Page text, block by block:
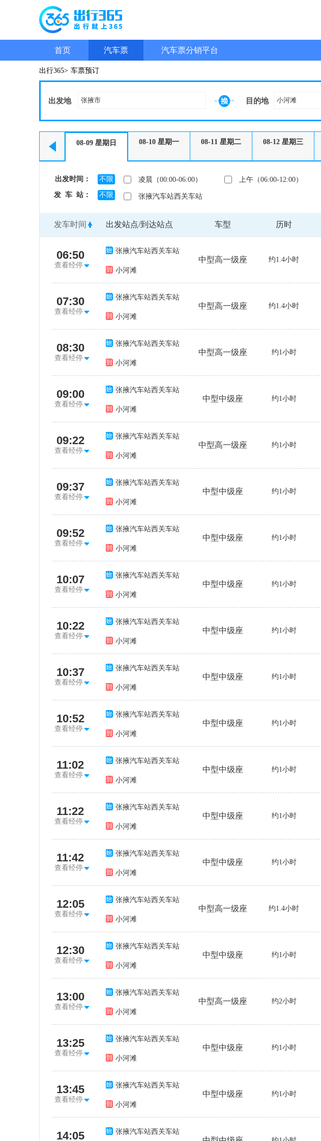
首页 汽车票 汽车票分销平台
出行365> 车票预订
出发地 目的地
08-09 星期日 08-10 星期一 08-11 星期二 08-12 星期三
出发时间： 不限 凌晨（00:00-06:00） 上午（06:00-12:00）
发 车 站： 不限 张掖汽车站西关车站
发车时间 出发站点/到达站点 车型 历时
06:50
查看经停
张掖汽车站西关车站
小河滩
中型高一级座 约1.4小时
07:30
查看经停
张掖汽车站西关车站
小河滩
中型高一级座 约1.4小时
08:30
查看经停
张掖汽车站西关车站
小河滩
中型高一级座 约1小时
09:00
查看经停
张掖汽车站西关车站
小河滩
中型中级座 约1小时
09:22
查看经停
张掖汽车站西关车站
小河滩
中型高一级座 约1小时
09:37
查看经停
张掖汽车站西关车站
小河滩
中型中级座 约1小时
09:52
查看经停
张掖汽车站西关车站
小河滩
中型中级座 约1小时
10:07
查看经停
张掖汽车站西关车站
小河滩
中型中级座 约1小时
10:22
查看经停
张掖汽车站西关车站
小河滩
中型中级座 约1小时
10:37
查看经停
张掖汽车站西关车站
小河滩
中型中级座 约1小时
10:52
查看经停
张掖汽车站西关车站
小河滩
中型中级座 约1小时
11:02
查看经停
张掖汽车站西关车站
小河滩
中型中级座 约1小时
11:22
查看经停
张掖汽车站西关车站
小河滩
中型中级座 约1小时
11:42
查看经停
张掖汽车站西关车站
小河滩
中型中级座 约1小时
12:05
查看经停
张掖汽车站西关车站
小河滩
中型高一级座 约1.4小时
12:30
查看经停
张掖汽车站西关车站
小河滩
中型中级座 约1小时
13:00
查看经停
张掖汽车站西关车站
小河滩
中型高一级座 约2小时
13:25
查看经停
张掖汽车站西关车站
小河滩
中型中级座 约1小时
13:45
查看经停
张掖汽车站西关车站
小河滩
中型中级座 约1小时
14:05 张掖汽车站西关车站